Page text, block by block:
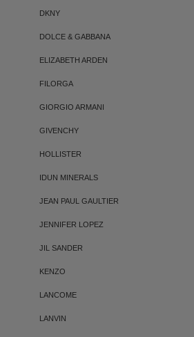
DKNY
DOLCE & GABBANA
ELIZABETH ARDEN
FILORGA
GIORGIO ARMANI
GIVENCHY
HOLLISTER
IDUN MINERALS
JEAN PAUL GAULTIER
JENNIFER LOPEZ
JIL SANDER
KENZO
LANCOME
LANVIN